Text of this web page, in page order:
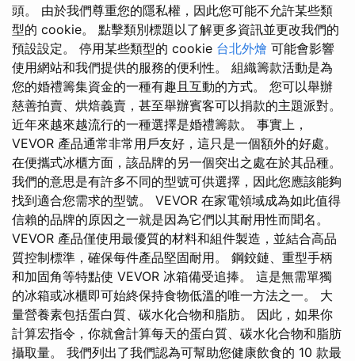
頭。 由於我們尊重您的隱私權，因此您可能不允許某些類
型的 cookie。 點擊類別標題以了解更多資訊並更改我們的
預設設定。 停用某些類型的 cookie 台北外燴 可能會影響
使用網站和我們提供的服務的便利性。 組織籌款活動是為
您的婚禮籌集資金的一種有趣且互動的方式。 您可以舉辦
慈善拍賣、烘焙義賣，甚至舉辦賓客可以捐款的主題派對。
近年來越來越流行的一種選擇是婚禮籌款。 事實上，
VEVOR 產品通常非常用戶友好，這只是一個額外的好處。
在便攜式冰櫃方面，該品牌的另一個突出之處在於其品種。
我們的意思是有許多不同的型號可供選擇，因此您應該能夠
找到適合您需求的型號。 VEVOR 在家電領域成為如此值得
信賴的品牌的原因之一就是因為它們以其耐用性而聞名。
VEVOR 產品僅使用最優質的材料和組件製造，並結合高品
質控制標準，確保每件產品堅固耐用。 鋼鉸鏈、重型手柄
和加固角等特點使 VEVOR 冰箱備受追捧。 這是無需單獨
的冰箱或冰櫃即可始終保持食物低溫的唯一方法之一。 大
量營養素包括蛋白質、碳水化合物和脂肪。 因此，如果你
計算宏指令，你就會計算每天的蛋白質、碳水化合物和脂肪
攝取量。 我們列出了我們認為可幫助您健康飲食的 10 款最